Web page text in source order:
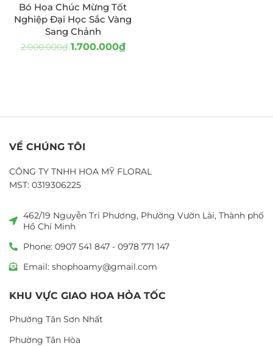
Bó Hoa Chúc Mừng Tốt
Nghiệp Đại Học Sắc Vàng
Sang Chảnh
2.000.000₫ 1.700.000₫
VỀ CHÚNG TÔI
CÔNG TY TNHH HOA MỸ FLORAL
MST: 0319306225
462/19 Nguyễn Tri Phương, Phường Vườn Lài, Thành phố
Hồ Chí Minh
Phone: 0907 541 847 - 0978 771 147
Email: shophoamy@gmail.com
KHU VỰC GIAO HOA HỎA TỐC
Phường Tân Sơn Nhất
Phường Tân Hòa